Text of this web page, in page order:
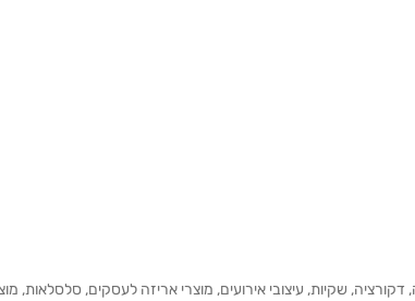
שקיות, עיצובי אירועים, מוצרי אריזה לעסקים, סלסלאות,